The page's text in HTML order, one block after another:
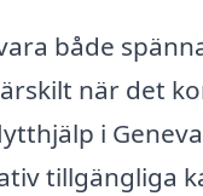
både
när det
i
tillgängliga